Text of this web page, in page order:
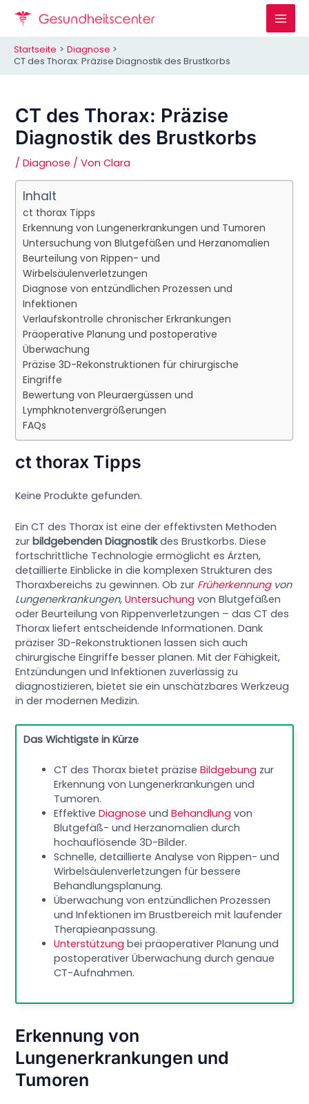
Inhalt
Startseite
Diagnose
CT des Thorax: Präzise Diagnostik des Brustkorbs
CT des Thorax: Präzise
Diagnostik des Brustkorbs
/Diagnose / VonClara
Inhalt
ct thorax Tipps
Erkennung von Lungenerkrankungen und Tumoren
Untersuchung von Blutgefäßen und Herzanomalien
Beurteilung von Rippen- und
Wirbelsäulenverletzungen
Diagnose von entzündlichen Prozessen und
Infektionen
Verlaufskontrolle chronischer Erkrankungen
Präoperative Planung und postoperative
Überwachung
Präzise 3D-Rekonstruktionen für chirurgische
Eingriffe
Bewertung von Pleuraergüssen und
Lymphknotenvergrößerungen
FAQs
ct thorax Tipps
Keine Produkte gefunden.
Ein CT des Thorax ist eine der effektivsten Methoden
zurbildgebenden Diagnostikdes Brustkorbs. Diese
fortschrittliche Technologie ermöglicht es Ärzten,
detaillierte Einblicke in die komplexen Strukturen des
Thoraxbereichs zu gewinnen. Ob zur Früherkennungvon
Lungenerkrankungen,Untersuchung von Blutgefäßen
oder Beurteilung von Rippenverletzungen – das CT des
Thorax liefert entscheidende Informationen. Dank
präziser 3D-Rekonstruktionen lassen sich auch
chirurgische Eingriffe besser planen. Mit der Fähigkeit,
Entzündungen und Infektionen zuverlässig zu
diagnostizieren, bietet sie ein unschätzbares Werkzeug
in der modernen Medizin.
Das Wichtigste in Kürze
CT des Thorax bietet präziseBildgebung zur
Erkennung von Lungenerkrankungen und
Tumoren.
EffektiveDiagnose undBehandlung von
Blutgefäß- und Herzanomalien durch
hochauflösende 3D-Bilder.
Schnelle, detaillierte Analyse von Rippen- und
Wirbelsäulenverletzungen für bessere
Behandlungsplanung.
Überwachung von entzündlichen Prozessen
und Infektionen im Brustbereich mit laufender
Therapieanpassung.
Unterstützung bei präoperativer Planung und
postoperativer Überwachung durch genaue
CT-Aufnahmen.
Erkennung von
Lungenerkrankungen und
Tumoren